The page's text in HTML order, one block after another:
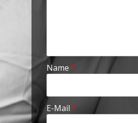
Name *
E-Mail *